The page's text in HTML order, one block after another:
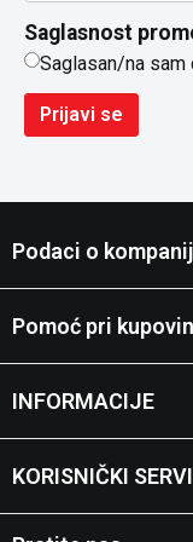
Saglasnost
Saglasan/na sam
Prijavi se
Podaci o
Pomoć pri
INFORMACIJE
KORISNIČKI